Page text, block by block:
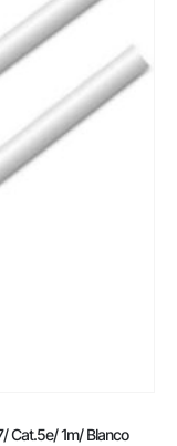
Cat.5e/ 1m/ Blanco